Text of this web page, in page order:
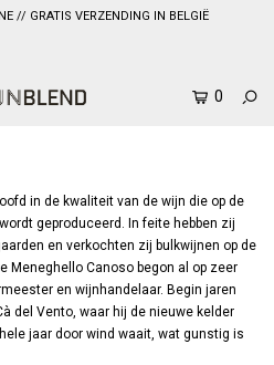
// GRATIS VERZENDING IN BELGIË
0
in de kwaliteit van de wijn die op de
geproduceerd. In feite hebben zij
en verkochten zij bulkwijnen op de
Meneghello Canoso begon al op zeer
en wijnhandelaar. Begin jaren
del Vento, waar hij de nieuwe kelder
jaar door wind waait, wat gunstig is